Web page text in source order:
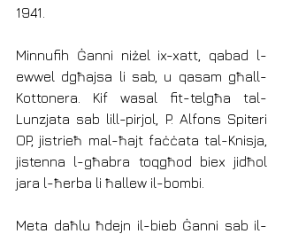
1941.
Minnufih Ġanni niżel ix-xatt, qabad l-
ewwel dgħajsa li sab, u qasam għall-
Kottonera. Kif wasal fit-telgħa tal-
Lunzjata sab lill-pirjol, P. Alfons Spiteri
OP, jistrieħ mal-ħajt faċċata tal-Knisja,
jistenna l-għabra toqgħod biex jidħol
jara l-ħerba li ħallew il-bombi.
Meta daħlu ħdejn il-bieb Ġanni sab il-